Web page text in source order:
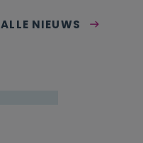
ALLE NIEUWS